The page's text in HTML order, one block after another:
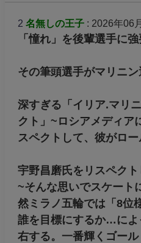
2 名無しの王子: 2026年06
「憧れ」を後輩選手に
その筆頭選手がマリニン
深すぎる「イリア.マリ
クト」~ロシアメディア
スペクトして、彼がロ
宇野昌磨氏をリスペク
~そんな思いでスケート
然ミラノ五輪では「8位
誰を目標にするか…によ
右する。一番輝くゴー